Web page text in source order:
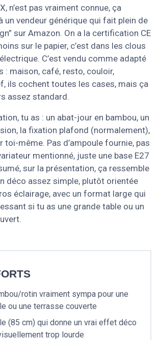
n’est pas vraiment connue, ça
un vendeur générique qui fait plein de
sur Amazon. On a la certification CE
sur le papier, c’est dans les clous
C’est vendu comme adapté
: maison, café, resto, couloir,
ils cochent toutes les cases, mais ça
assez standard.
tu as : un abat-jour en bambou, un
la fixation plafond (normalement),
toi-même. Pas d’ampoule fournie, pas
mentionné, juste une base E27
sur la présentation, ça ressemble
déco assez simple, plutôt orientée
éclairage, avec un format large qui
si tu as une grande table ou un
rotin vraiment sympa pour une
ou une terrasse couverte
(85 cm) qui donne un vrai effet déco
trop lourde